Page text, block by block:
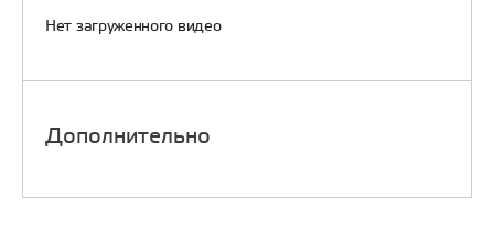
Нет загруженного видео
Дополнительно